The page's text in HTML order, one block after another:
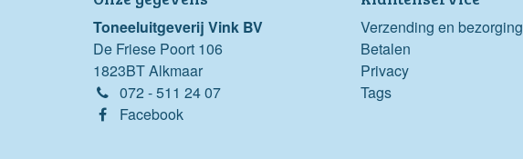
Toneeluitgeverij Vink BV
De Friese Poort 106
1823BT Alkmaar
072 - 511 24 07
Facebook
Verzending en bezorging
Betalen
Privacy
Tags